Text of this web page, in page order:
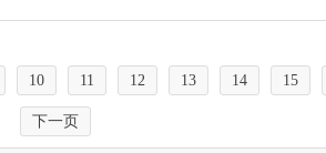
10 11 12 13 14 15
下一页